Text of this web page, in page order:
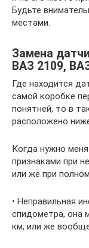
Будьте
местами.
Замена
ВАЗ 2109,
Где находится
самой коробке
понятней, то в
расположено
Когда нужно
признаками при
или же при
• Неправильная
спидометра, она
км, или же